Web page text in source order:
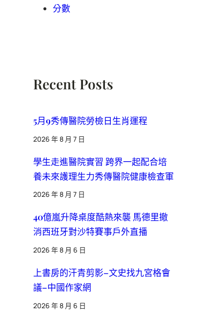
分數
Recent Posts
5月9秀傳醫院勞檢日生肖運程
2026 年 8 月 7 日
學生走進醫院實習 跨界一起配合培
養未來護理生力秀傳醫院健康檢查軍
2026 年 8 月 7 日
40億嵐升降桌度酷熱來襲 馬德里撤
消西班牙對沙特賽事戶外直播
2026 年 8 月 6 日
上書房的汗青剪影–文史找九宮格會
議–中國作家網
2026 年 8 月 6 日